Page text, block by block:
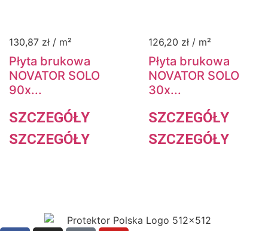
130,87 zł / m²
Płyta brukowa
NOVATOR SOLO
90x...
SZCZEGÓŁY
SZCZEGÓŁY
126,20 zł / m²
Płyta brukowa
NOVATOR SOLO
30x...
SZCZEGÓŁY
SZCZEGÓŁY